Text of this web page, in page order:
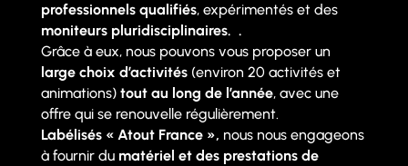
professionnels qualifiés, expérimentés et des
moniteurs pluridisciplinaires. .
Grâce à eux, nous pouvons vous proposer un
large choix d’activités(environ 20 activités et
animations) tout au long de l’année, avec une
offre qui se renouvelle régulièrement.
Labélisés « Atout France », nous nous engageons
à fournir du matériel et des prestations de